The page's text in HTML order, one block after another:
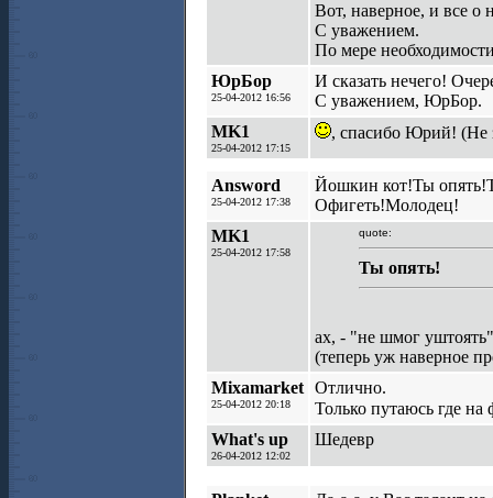
Вот, наверное, и все о
С уважением.
По мере
ЮрБор
25-04-2012 16:56
И сказать нечего!
С уважением, ЮрБор.
MK1
25-04-2012 17:15
, спасибо Юрий! (Не
Answord
25-04-2012 17:38
Йошкин кот!Ты
Офигеть!Молодец!
MK1
25-04-2012 17:58
quote:
Ты опять!
ах, - "не шмог
(теперь уж наверное
Mixamarket
25-04-2012 20:18
Отлично.
Только путаюсь где
What's up
26-04-2012 12:02
Шедевр